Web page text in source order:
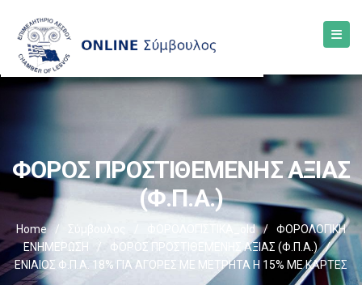
ΦΟΡΟΣ ΠΡΟΣΤΙΘΕΜΕΝΗΣ ΑΞΙΑΣ
(Φ.Π.Α.)
Home / Σύμβουλος ΦΟΡΟΛΟΓΙΣΤΙΚΑ_old /
ΦΟΡΟΛΟΓΙΚΗ
ΕΝΗΜΕΡΩΣΗ
/ ΦΟΡΟΣ ΠΡΟΣΤΙΘΕΜΕΝΗΣ ΑΞΙΑΣ (Φ.Π.Α.)
/
ΕΝΙΑΙΟΣ Φ.Π.Α. 18% ΓΙΑ ΑΓΟΡΕΣ ΜΕ ΜΕΤΡΗΤΑ Η 15% ΜΕ ΚΑΡΤΕΣ